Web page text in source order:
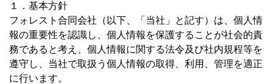
会社案内
１．基本方針
フォレスト合同会社（以下、「当社」と記す）は、個人情
報の重要性を認識し、個人情報を保護することが社会的責
務であると考え、個人情報に関する法令及び社内規程等を
遵守し、当社で取扱う個人情報の取得、利用、管理を適正
に行います。